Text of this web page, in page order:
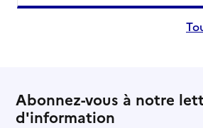
Abonnez-vous à notre
d'information